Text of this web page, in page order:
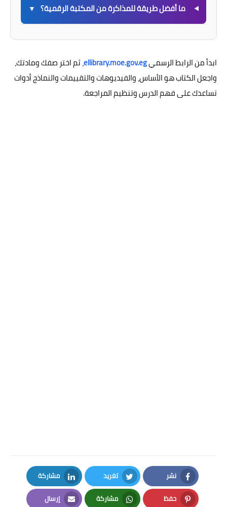
ما أفضل طريقة للمذاكرة من المكتبة الرقمية؟ ▼
ابدأ من الرابط الرسميellibrary.moe.gov.eg، ثم اختر صفك ومادتك،
واجعل الكتاب هو الأساس، والفيديوهات والتقييمات والنماذج أدوات
تساعدك على فهم الدرس وتنظيم المراجعة.
نشر
Facebook
تغريد
Twitter
مشاركة
LinkedIn
حفظ مشاركة إرسال